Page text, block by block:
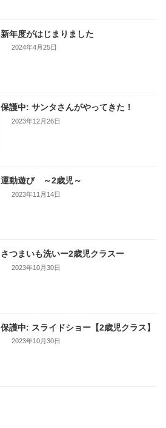
新年度がはじまりました
2024年4月25日
保護中: サンタさんがやってきた！
2023年12月26日
運動遊び ～2歳児～
2023年11月14日
さつまいも洗いー2歳児クラスー
2023年10月30日
保護中: スライドショー【2歳児クラス】
2023年10月30日